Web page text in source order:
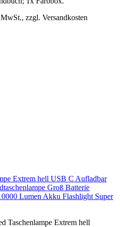
zzgl. Versandkosten
Extrem hell USB C Aufladbar
Groß Batterie
Lumen Akku Flashlight Super
Taschenlampe Extrem hell